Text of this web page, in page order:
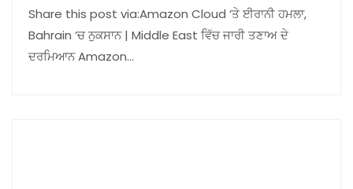
Share this post via:Amazon Cloud ‘ਤੇ ਈਰਾਨੀ ਹਮਲਾ,
Bahrain ‘ਚ ਨੁਕਸਾਨ | Middle East ਵਿੱਚ ਜਾਰੀ ਤਣਾਅ ਦੇ
ਦਰਮਿਆਨ Amazon…